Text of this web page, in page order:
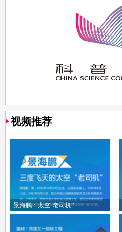
视频推荐
景海鹏：太空“老司机”